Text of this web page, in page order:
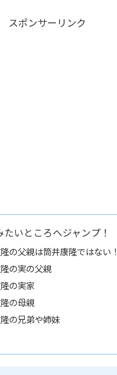
スポンサーリンク
たいところへジャンプ！
の父親は筒井康隆ではない！
の実の父親
の実家
の母親
の兄弟や姉妹